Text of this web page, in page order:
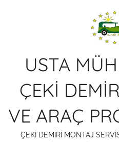
USTA
ÇEKİ
VE ARAÇ
ÇEKİ DEMİRİ MONTAJ